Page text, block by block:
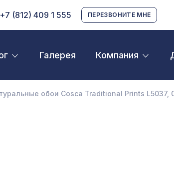
+7 (812) 409 1 555 ПЕРЕЗВОНИТЕ МНЕ
Галерея Компания
панели
балки и брус
обои Cosca Traditional Prints L5037,